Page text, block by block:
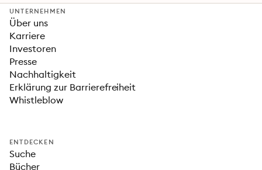
UNTERNEHMEN
Über uns
Karriere
Investoren
Presse
Nachhaltigkeit
Erklärung zur Barrierefreiheit
Whistleblow
ENTDECKEN
Suche
Bücher